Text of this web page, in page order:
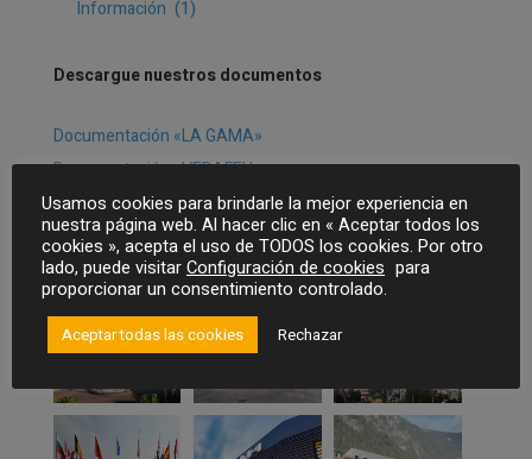
Información (1)
Descargue nuestros documentos
Documentación «LA GAMA»
Documentación «VEDAFEU»
Proyectos realizados
Usamos cookies para brindarle la mejor experiencia en
nuestra página web. Al hacer clic en « Aceptar todos los
cookies », acepta el uso de TODOS los cookies. Por otro
lado, puede visitarConfiguración de cookies para
proporcionar un consentimiento controlado.
Aceptar todas las cookies Rechazar